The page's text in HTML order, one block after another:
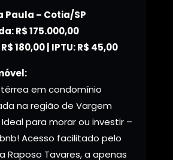
Paula – Cotia/SP
R$ 175.000,00
180,00 | IPTU: R$ 45,00
em condomínio
na região de Vargem
para morar ou investir –
Acesso facilitado pelo
Raposo Tavares, a apenas